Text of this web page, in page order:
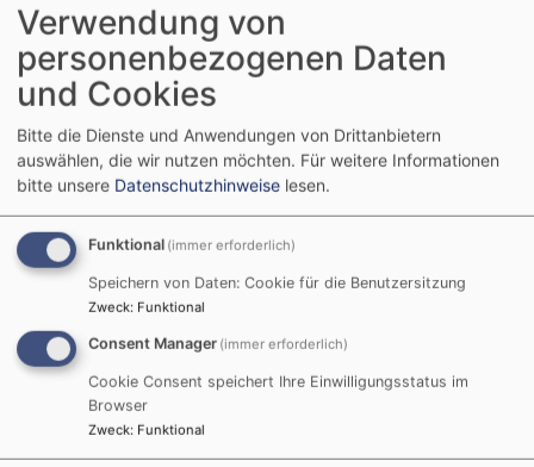
Bildrechte
Let's brass
Bläsergruppe Inningen unter der Leitung von Alex
Zechel, Telefon: 0821 2197626
Verwendung von
personenbezogenen Daten
und Cookies
Bitte die Dienste und Anwendungen von Drittanbietern
auswählen, die wir nutzen möchten. Für weitere Informationen
bitte unsere Datenschutzhinweise lesen.
Funktional (immer erforderlich)
Speichern von Daten: Cookie für die Benutzersitzung
Zweck: Funktional
Consent Manager (immer erforderlich)
Cookie Consent speichert Ihre Einwilligungsstatus im
Browser
Zweck: Funktional